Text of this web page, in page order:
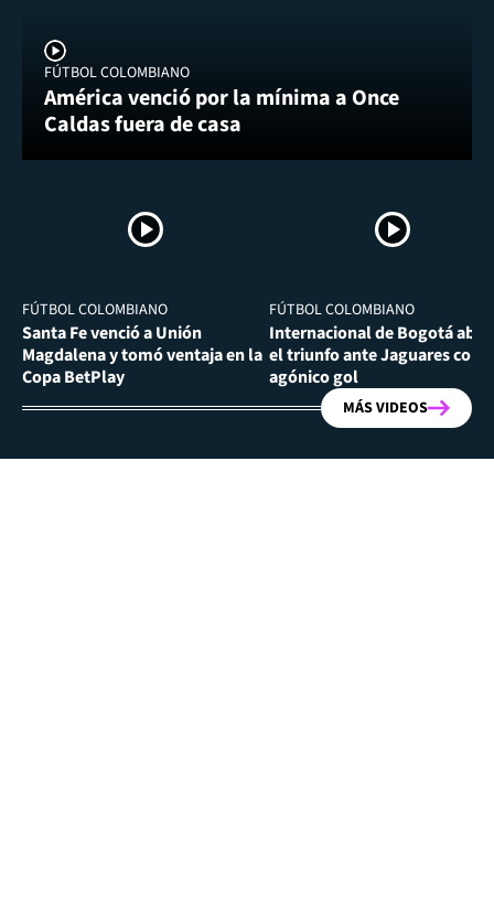
FÚTBOL COLOMBIANO
América venció por la mínima a Once
Caldas fuera de casa
FÚTBOL COLOMBIANO
Santa Fe venció a Unión
Magdalena y tomó ventaja en la
Copa BetPlay
FÚTBOL COLOMBIANO
Internacional de Bogotá
el triunfo ante Jaguares con
agónico gol
MÁS VIDEOS